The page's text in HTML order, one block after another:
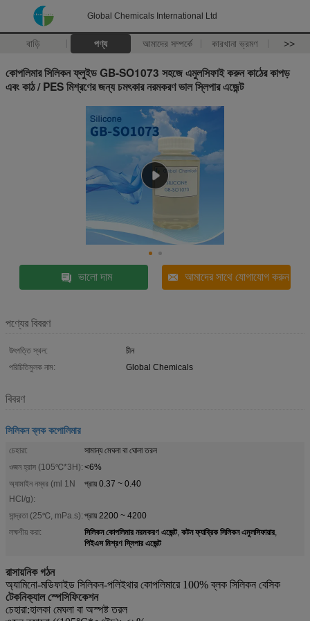
Global Chemicals International Ltd
বাড়ি পণ্য আমাদের সম্পর্কে কারখানা ভ্রমণ >>
কোপলিমার সিলিকন ফ্লুইড GB-SO1073 সহজে এমুলসিফাই করুন কাঠের কাপড়
এবং কাঠ / PES মিশ্রণের জন্য চমৎকার নরমকরণ ভাল স্লিপার এজেন্ট
ভালো দাম আমাদের সাথে যোগাযোগ করুন
পণ্যের বিবরণ
উৎপত্তি স্থল:
চীন
পরিচিতিমুলক নাম:
Global Chemicals
বিবরণ
সিলিকন ব্লক কপোলিমার
চেহারা:
সামান্য মেঘলা বা ঘোলা তরল
ওজন হ্রাস (105℃*3H): <6%
অ্যামাইন নম্বর (ml 1N
HCl/g):
প্রায় 0.37 ~ 0.40
সান্দ্রতা (25℃, mPa.s): প্রায় 2200 ~ 4200
লক্ষণীয় করা:
সিলিকন কোপলিমার নরমকরণ এজেন্ট, কটন ফ্যাব্রিক সিলিকন এমুলসিফায়ার,
পিইএস মিশ্রণ স্লিপার এজেন্ট
রাসায়নিক গঠন
অ্যামিনো-মডিফাইড সিলিকন-পলিইথার কোপলিমারে 100% ব্লক সিলিকন বেসিক
টেকনিক্যাল স্পেসিফিকেশন
চেহারা:হালকা মেঘলা বা অস্পষ্ট তরল